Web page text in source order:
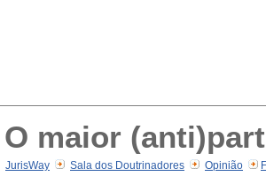
O maior
JurisWay Sala dos Doutrinadores Opinião